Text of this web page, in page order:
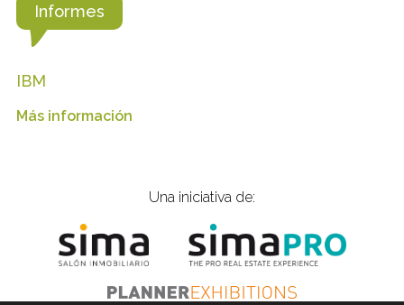
Informes
IBM
Más información
Una iniciativa de: